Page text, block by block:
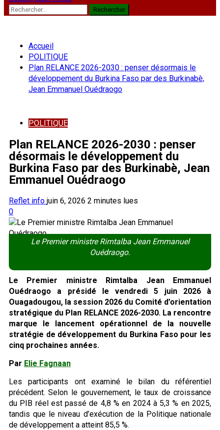
Rechercher :
Accueil
POLITIQUE
Plan RELANCE 2026-2030 : penser désormais le
développement du Burkina Faso par des Burkinabè,
Jean Emmanuel Ouédraogo
POLITIQUE
Plan RELANCE 2026-2030 : penser
désormais le développement du
Burkina Faso par des Burkinabè, Jean
Emmanuel Ouédraogo
Reflet info juin 6, 2026 2 minutes lues
0
Le Premier ministre Rimtalba Jean Emmanuel
Ouédraogo.
Le Premier ministre Rimtalba Jean Emmanuel
Ouédraogo a présidé le vendredi 5 juin 2026 à
Ouagadougou, la session 2026 du Comité d’orientation
stratégique du Plan RELANCE 2026-2030. La rencontre
marque le lancement opérationnel de la nouvelle
stratégie de développement du Burkina Faso pour les
cinq prochaines années.
Par Elie Fagnaan
Les participants ont examiné le bilan du référentiel
précédent. Selon le gouvernement, le taux de croissance
du PIB réel est passé de 4,8 % en 2024 à 5,3 % en 2025,
tandis que le niveau d’exécution de la Politique nationale
de développement a atteint 85,5 %.